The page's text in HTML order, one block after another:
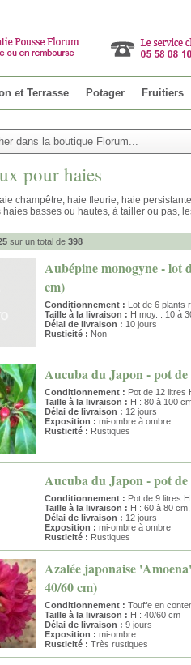
et Terrasse Potager Fruitiers
pour haies
champêtre, haie fleurie, haie
haies basses ou hautes, à tailler ou pas,
sur un total de 398
Aubépine monogyne - lot
cm)
Conditionnement : Lot de 6 plants
Taille à la livraison : H moy. : 10 à
Délai de livraison : 10 jours
Rusticité : Non
Aucuba du Japon - pot
Conditionnement : Pot de 12 litres
Taille à la livraison : H : 80 à 100
Délai de livraison : 12 jours
Exposition : mi-ombre à ombre
Rusticité : Rustiques
Aucuba du Japon - pot
Conditionnement : Pot de 9 litres
Taille à la livraison : H : 60 à 80
Délai de livraison : 12 jours
Exposition : mi-ombre à ombre
Rusticité : Rustiques
Azalée japonaise
40/60 cm)
Conditionnement : Touffe en
Taille à la livraison : H : 40/60 cm
Délai de livraison : 9 jours
Exposition : mi-ombre
Rusticité : Très rustiques